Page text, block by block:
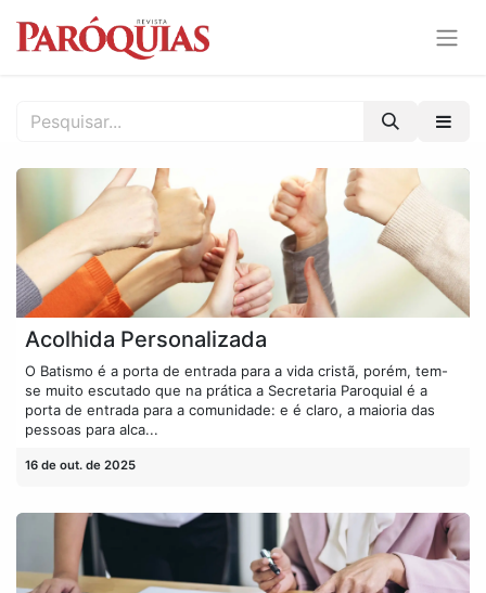
Acolhida Personalizada
O Batismo é a porta de entrada para a vida cristã, porém, tem-
se muito escutado que na prática a Secretaria Paroquial é a
porta de entrada para a comunidade: e é claro, a maioria das
pessoas para alca...
16 de out. de 2025